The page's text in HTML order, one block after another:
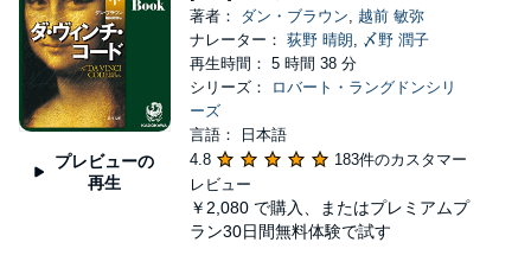
プレビューの
再生
著者： ダン・ブラウン, 越前 敏弥
ナレーター： 荻野 晴朗, 〆野 潤子
再生時間： 5 時間 38 分
シリーズ：
ロバート・ラングドンシリ
ーズ
言語： 日本語
4.8
183件のカスタマー
レビュー
￥2,080 で購入、またはプレミアムプ
ラン30日間無料体験で試す